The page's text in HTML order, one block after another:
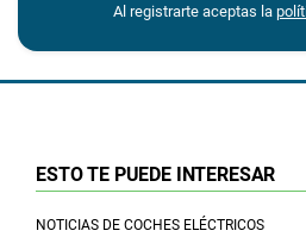
Al registrarte aceptas la
ESTO TE PUEDE INTERESAR
NOTICIAS DE COCHES ELÉCTRICOS